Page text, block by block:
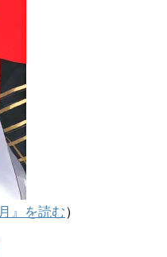
』を読む）